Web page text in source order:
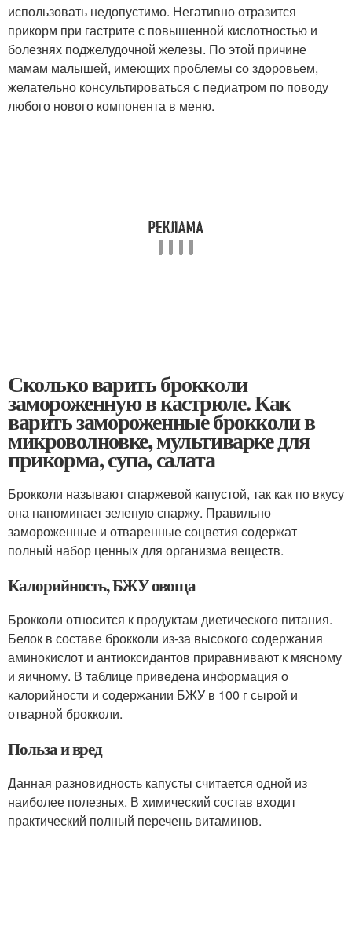
использовать недопустимо. Негативно отразится
прикорм при гастрите с повышенной кислотностью и
болезнях поджелудочной железы. По этой причине
мамам малышей, имеющих проблемы со здоровьем,
желательно консультироваться с педиатром по поводу
любого нового компонента в меню.
Сколько варить брокколи
замороженную в кастрюле. Как
варить замороженные брокколи в
микроволновке, мультиварке для
прикорма, супа, салата
Брокколи называют спаржевой капустой, так как по вкусу
она напоминает зеленую спаржу. Правильно
замороженные и отваренные соцветия содержат
полный набор ценных для организма веществ.
Калорийность, БЖУ овоща
Брокколи относится к продуктам диетического питания.
Белок в составе брокколи из-за высокого содержания
аминокислот и антиоксидантов приравнивают к мясному
и яичному. В таблице приведена информация о
калорийности и содержании БЖУ в 100 г сырой и
отварной брокколи.
Польза и вред
Данная разновидность капусты считается одной из
наиболее полезных. В химический состав входит
практический полный перечень витаминов.